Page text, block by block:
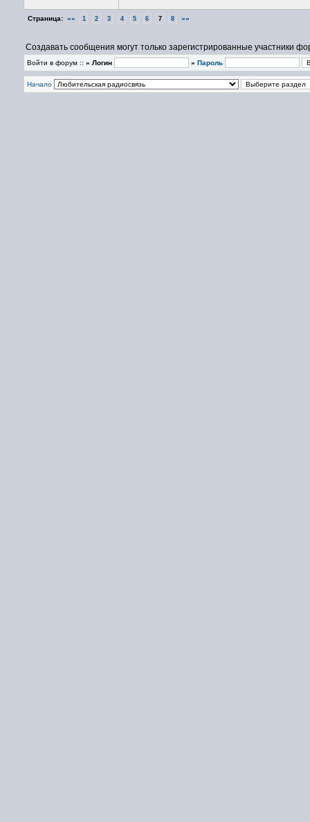
Страница: «« 1 2 3 4 5 6 7 8 »»
Создавать сообщения могут только зарегистрированные участники
Войти в форум :: » Логин » Пароль
Начало